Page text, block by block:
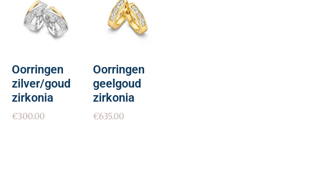
Oorringen
zilver/goud
zirkonia
€300.00
Oorringen
geelgoud
zirkonia
€635.00